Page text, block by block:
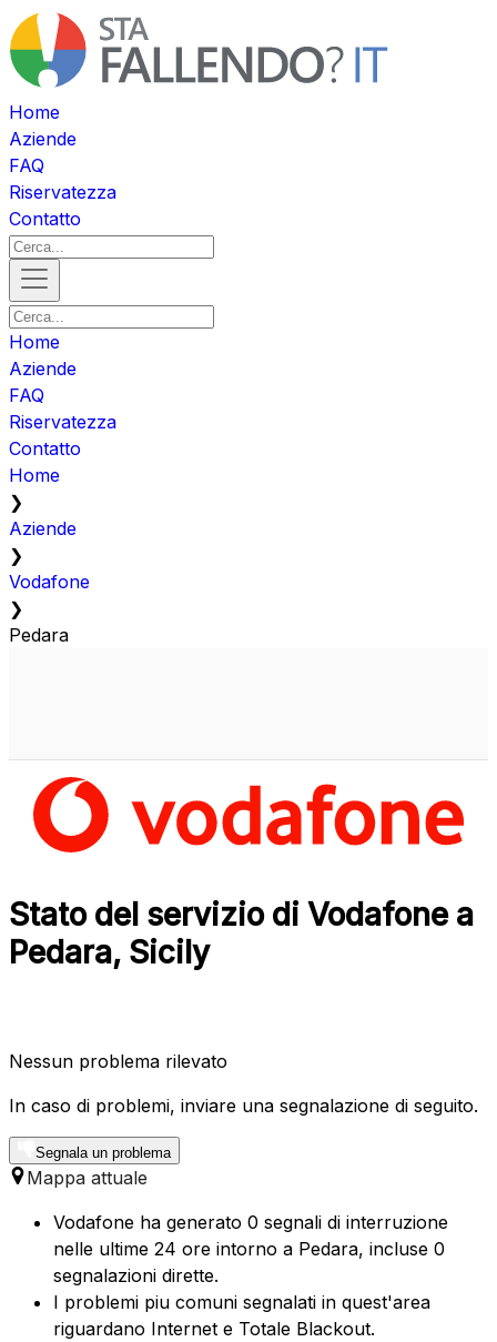
Home
Aziende
FAQ
Riservatezza
Contatto
Home
Aziende
FAQ
Riservatezza
Contatto
Home
❯
Aziende
❯
Vodafone
❯
Pedara
Stato del servizio di Vodafone a
Pedara, Sicily
Nessun problema rilevato
In caso di problemi, inviare una segnalazione di seguito.
Segnala un problema
Mappa attuale
Vodafone ha generato 0 segnali di interruzione
nelle ultime 24 ore intorno a Pedara, incluse 0
segnalazioni dirette.
I problemi piu comuni segnalati in quest'area
riguardano Internet e Totale Blackout.